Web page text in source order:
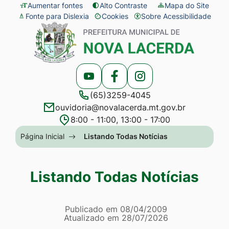
Seção
de
atalhos
acessibilidade
Ir
para
conteúdo
menu
[alt+2]
para
Aumentar fontes Alto Contraste
Mapa do Site
Fonte para Dislexia
Cookies
Abrir
preferências
de
cookies
Sobre Acessibilidade
Seção
menu
Acessar
a
Rede
Social
Acessar
a
Rede
Social
Acessar
a
Rede
Social
(65)3259-4045
ouvidoria@novalacerda.mt.gov.br
8:00 - 11:00, 13:00 - 17:00
Seção
do
principal
Página Inicial Listando Todas Notícias
Listando Todas Notícias
Página Listando Todas
Informações
Publicado em 08/04/2009
Atualizado em 28/07/2026